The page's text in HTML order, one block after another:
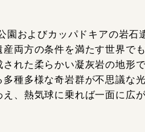
園およびカッパドキアの岩石
両方の条件を満たす世界で
れた柔らかい凝灰岩の地形で
種多様な奇岩群が不思議な
、熱気球に乗れば一面に広